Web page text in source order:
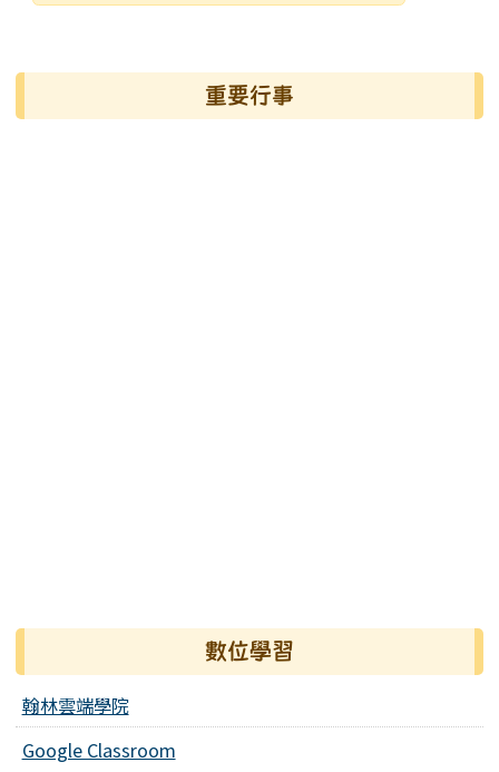
左邊區域內容 重要行事
數位學習
翰林雲端學院
Google Classroom